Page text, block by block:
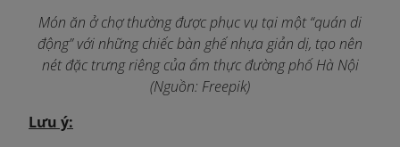
Món ăn ở chợ thường được phục vụ tại một “quán di
động” với những chiếc bàn ghế nhựa giản dị, tạo nên
nét đặc trưng riêng của ẩm thực đường phố Hà Nội
(Nguồn: Freepik)
Lưu ý: